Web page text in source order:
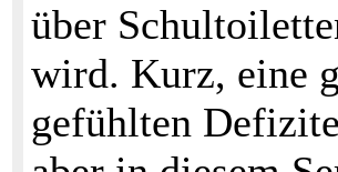
über
wird. Kurz, eine
gefühlten